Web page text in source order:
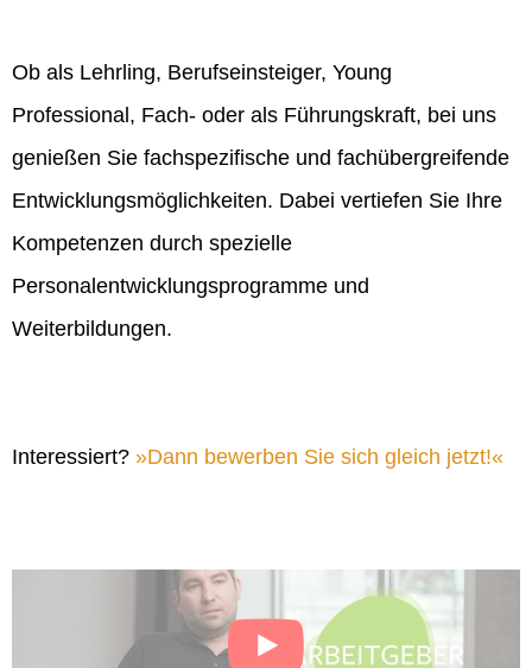
Ob als Lehrling, Berufseinsteiger, Young
Professional, Fach- oder als Führungskraft, bei uns
genießen Sie fachspezifische und fachübergreifende
Entwicklungsmöglichkeiten. Dabei vertiefen Sie Ihre
Kompetenzen durch spezielle
Personalentwicklungsprogramme und
Weiterbildungen.
Interessiert? Dann bewerben Sie sich gleich jetzt!